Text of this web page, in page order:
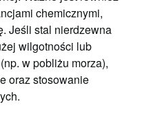
chemicznymi,
Jeśli stal nierdzewna
wilgotności lub
w pobliżu morza),
oraz stosowanie